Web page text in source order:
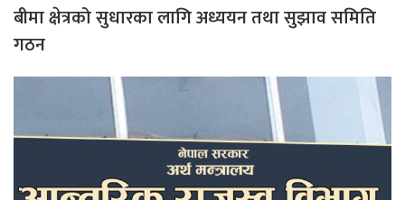
बीमा क्षेत्रको सुधारका लागि अध्ययन तथा सुझाव समिति
गठन